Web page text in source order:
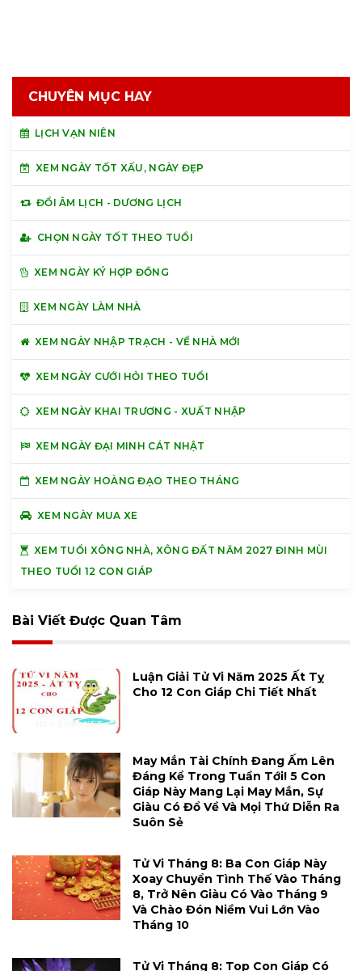
CHUYÊN MỤC HAY
LỊCH VẠN NIÊN
XEM NGÀY TỐT XẤU, NGÀY ĐẸP
ĐỔI ÂM LỊCH - DƯƠNG LỊCH
CHỌN NGÀY TỐT THEO TUỔI
XEM NGÀY KÝ HỢP ĐỒNG
XEM NGÀY LÀM NHÀ
XEM NGÀY NHẬP TRẠCH - VỀ NHÀ MỚI
XEM NGÀY CƯỚI HỎI THEO TUỔI
XEM NGÀY KHAI TRƯƠNG - XUẤT NHẬP
XEM NGÀY ĐẠI MINH CÁT NHẬT
XEM NGÀY HOÀNG ĐẠO THEO THÁNG
XEM NGÀY MUA XE
XEM TUỔI XÔNG NHÀ, XÔNG ĐẤT NĂM 2027 ĐINH MÙI
THEO TUỔI 12 CON GIÁP
Bài Viết Được Quan Tâm
Luận Giải Tử Vi Năm 2025 Ất Tỵ
Cho 12 Con Giáp Chi Tiết Nhất
May Mắn Tài Chính Đang Ấm Lên
Đáng Kể Trong Tuần Tới! 5 Con
Giáp Này Mang Lại May Mắn, Sự
Giàu Có Đổ Về Và Mọi Thứ Diễn Ra
Suôn Sẻ
Tử Vi Tháng 8: Ba Con Giáp Này
Xoay Chuyển Tình Thế Vào Tháng
8, Trở Nên Giàu Có Vào Tháng 9
Và Chào Đón Niềm Vui Lớn Vào
Tháng 10
Tử Vi Tháng 8: Top Con Giáp Có